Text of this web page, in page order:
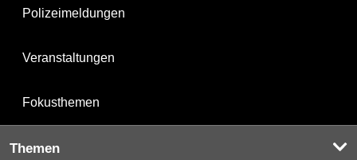
Polizeimeldungen
Veranstaltungen
Fokusthemen
Themen